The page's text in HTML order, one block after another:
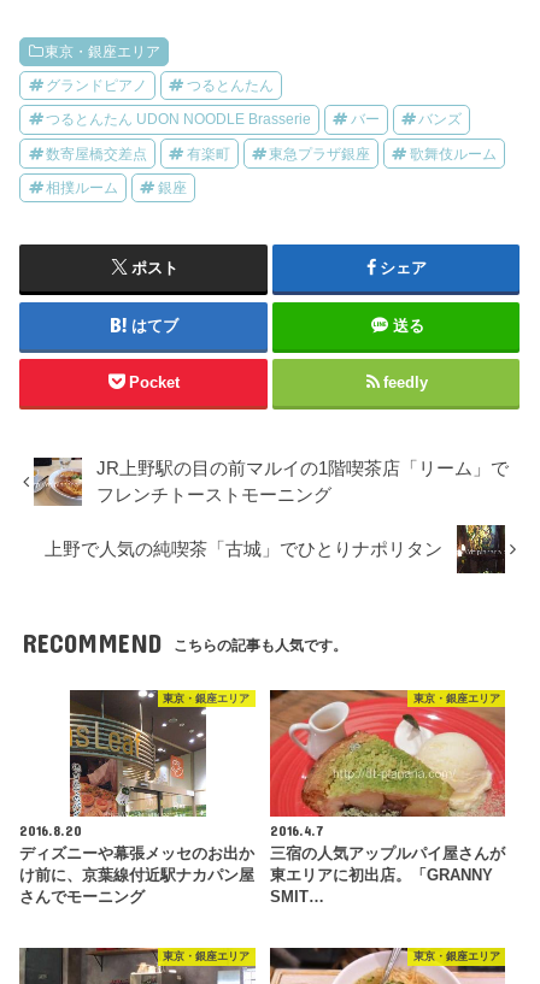
東京・銀座エリア
グランドピアノ つるとんたん
つるとんたん UDON NOODLE Brasserie バー バンズ
数寄屋橋交差点 有楽町 東急プラザ銀座 歌舞伎ルーム
相撲ルーム 銀座
ポスト シェア
はてブ 送る
Pocket feedly
JR上野駅の目の前マルイの1階喫茶店「リーム」で
フレンチトーストモーニング
上野で人気の純喫茶「古城」でひとりナポリタン
RECOMMEND こちらの記事も人気です。
東京・銀座エリア
2016.8.20
ディズニーや幕張メッセのお出か
け前に、京葉線付近駅ナカパン屋
さんでモーニング
東京・銀座エリア
2016.4.7
三宿の人気アップルパイ屋さんが
東エリアに初出店。「GRANNY
SMIT…
東京・銀座エリア 東京・銀座エリア